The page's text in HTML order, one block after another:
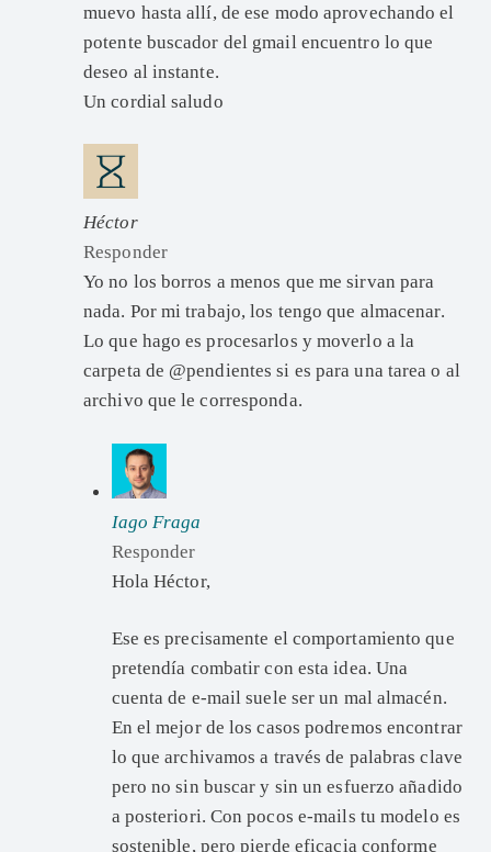
muevo hasta allí, de ese modo aprovechando el
potente buscador del gmail encuentro lo que
deseo al instante.
Un cordial saludo
Héctor
Responder
Yo no los borros a menos que me sirvan para
nada. Por mi trabajo, los tengo que almacenar.
Lo que hago es procesarlos y moverlo a la
carpeta de @pendientes si es para una tarea o al
archivo que le corresponda.
Iago Fraga
Responder
Hola Héctor,
Ese es precisamente el comportamiento que
pretendía combatir con esta idea. Una
cuenta de e-mail suele ser un mal almacén.
En el mejor de los casos podremos encontrar
lo que archivamos a través de palabras clave
pero no sin buscar y sin un esfuerzo añadido
a posteriori. Con pocos e-mails tu modelo es
sostenible, pero pierde eficacia conforme